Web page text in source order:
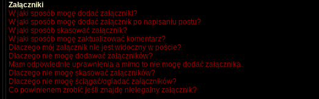
Załączniki
W jaki sposób mogę dodać załączniki?
W jaki sposób mogę dodać załącznik po napisaniu postu?
W jaki sposób skasować załącznik?
W jaki sposób mogę zaktualizować komentarz?
Dlaczego mój załącznik nie jest widoczny w poście?
Dlaczego nie mogę dodawać załączników?
Mam odpowiednie uprawnienia a mimo to nie mogę dodać załącznika.
Dlaczego nie mogę skasować załączników?
Dlaczego nie mogę ściągać/ogladać załączników?
Co powinienem zrobić jeśli znajdę nielegalny załącznik?